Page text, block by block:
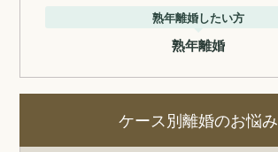
熟年離婚したい方
熟年離婚
ケース別離婚のお悩み